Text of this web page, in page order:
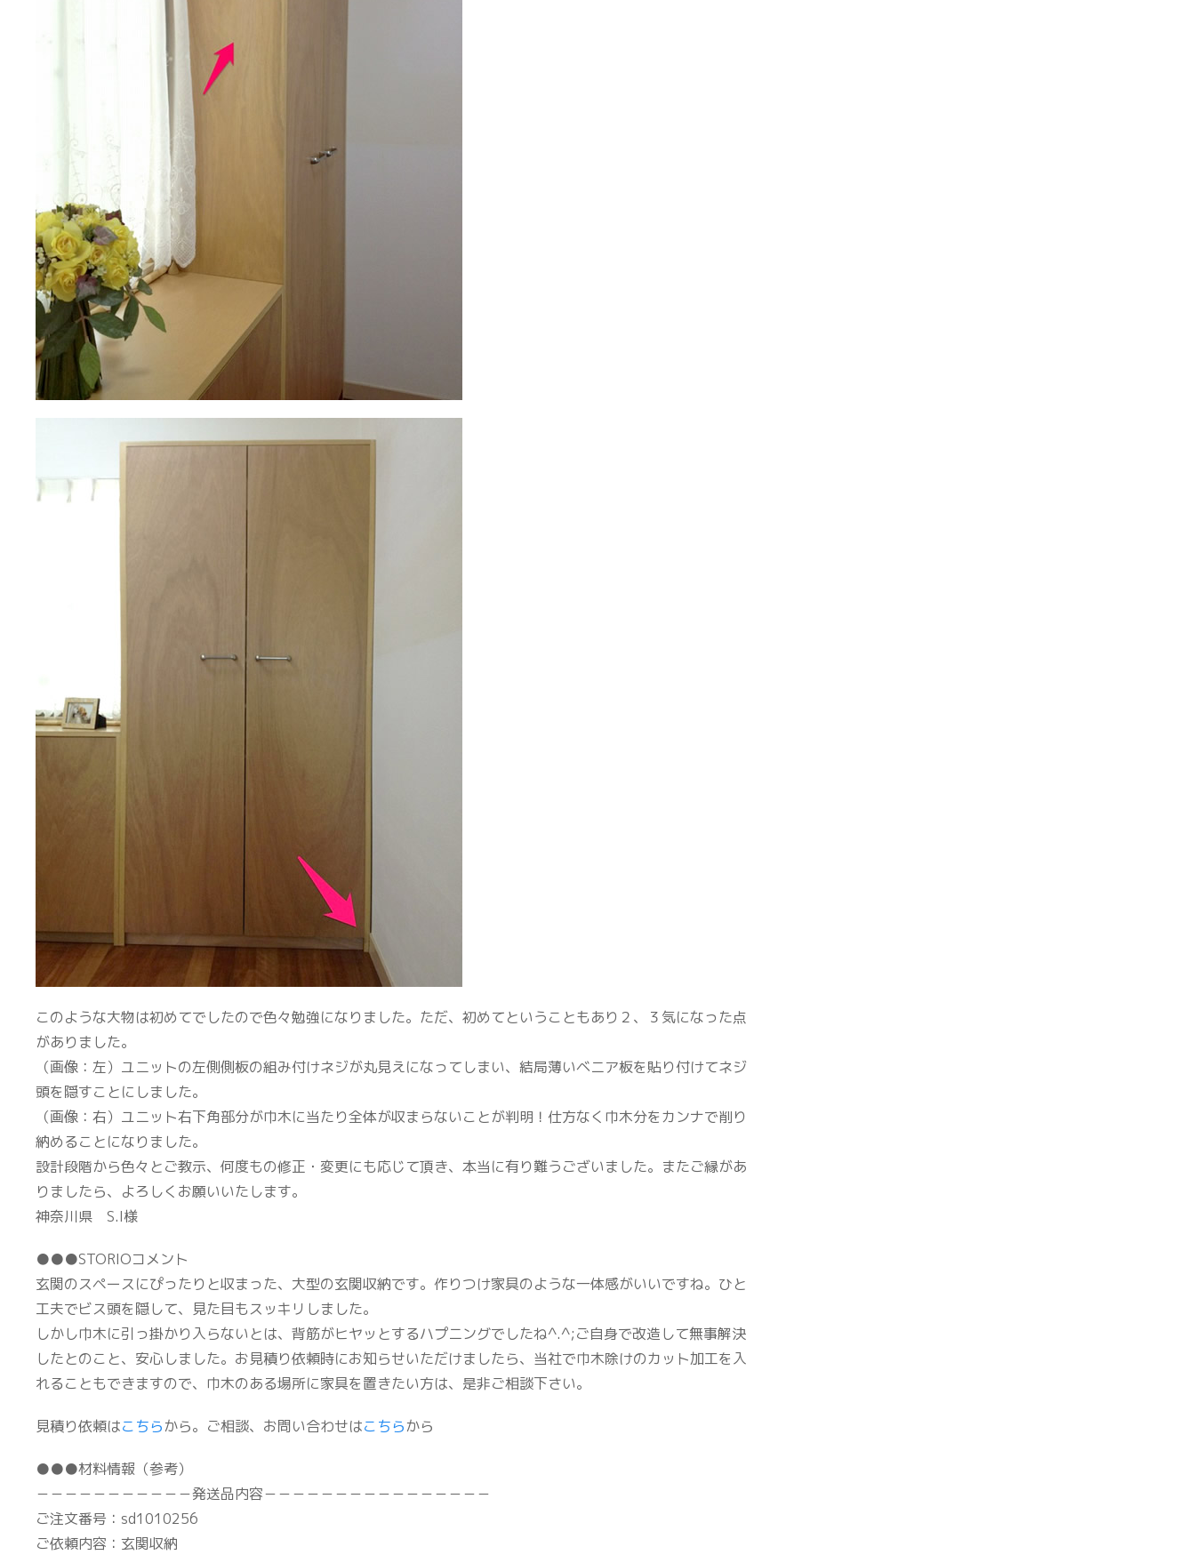
このような大物は初めてでしたので色々勉強になりました。ただ、初めてということもあり２、３気になった点
がありました。
（画像：左）ユニットの左側側板の組み付けネジが丸見えになってしまい、結局薄いベニア板を貼り付けてネジ
頭を隠すことにしました。
（画像：右）ユニット右下角部分が巾木に当たり全体が収まらないことが判明！仕方なく巾木分をカンナで削り
納めることになりました。
設計段階から色々とご教示、何度もの修正・変更にも応じて頂き、本当に有り難うございました。またご縁があ
りましたら、よろしくお願いいたします。
神奈川県 S.I様
●●●STORIOコメント
玄関のスペースにぴったりと収まった、大型の玄関収納です。作りつけ家具のような一体感がいいですね。ひと
工夫でビス頭を隠して、見た目もスッキリしました。
しかし巾木に引っ掛かり入らないとは、背筋がヒヤッとするハプニングでしたね^.^;ご自身で改造して無事解決
したとのこと、安心しました。お見積り依頼時にお知らせいただけましたら、当社で巾木除けのカット加工を入
れることもできますので、巾木のある場所に家具を置きたい方は、是非ご相談下さい。
見積り依頼はこちらから。ご相談、お問い合わせはこちらから
●●●材料情報（参考）
－－－－－－－－－－－発送品内容－－－－－－－－－－－－－－－－
ご注文番号：sd1010256
ご依頼内容：玄関収納